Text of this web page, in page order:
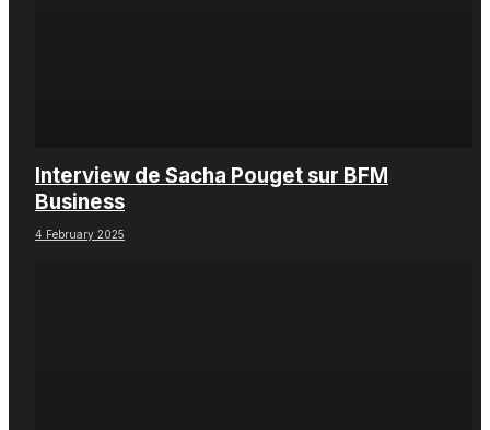
Interview de Sacha Pouget sur BFM
Business
4 February 2025